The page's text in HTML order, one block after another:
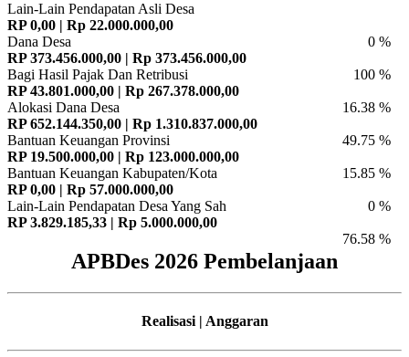
Lain-Lain Pendapatan Asli Desa
RP 0,00 | Rp 22.000.000,00
0 %
Dana Desa
RP 373.456.000,00 | Rp 373.456.000,00
100 %
Bagi Hasil Pajak Dan Retribusi
RP 43.801.000,00 | Rp 267.378.000,00
16.38 %
Alokasi Dana Desa
RP 652.144.350,00 | Rp 1.310.837.000,00
49.75 %
Bantuan Keuangan Provinsi
RP 19.500.000,00 | Rp 123.000.000,00
15.85 %
Bantuan Keuangan Kabupaten/Kota
RP 0,00 | Rp 57.000.000,00
0 %
Lain-Lain Pendapatan Desa Yang Sah
RP 3.829.185,33 | Rp 5.000.000,00
76.58 %
APBDes 2026 Pembelanjaan
Realisasi | Anggaran